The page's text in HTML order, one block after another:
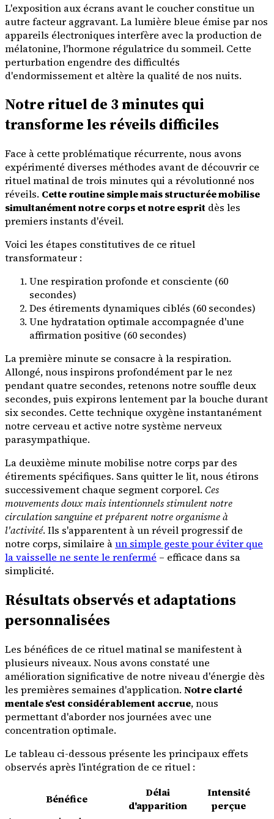
L'exposition aux écrans avant le coucher constitue un
autre facteur aggravant. La lumière bleue émise par nos
appareils électroniques interfère avec la production de
mélatonine, l'hormone régulatrice du sommeil. Cette
perturbation engendre des difficultés
d'endormissement et altère la qualité de nos nuits.
Notre rituel de 3 minutes qui
transforme les réveils difficiles
Face à cette problématique récurrente, nous avons
expérimenté diverses méthodes avant de découvrir ce
rituel matinal de trois minutes qui a révolutionné nos
réveils. Cette routine simple mais structurée mobilise
simultanément notre corps et notre esprit dès les
premiers instants d'éveil.
Voici les étapes constitutives de ce rituel
transformateur :
Une respiration profonde et consciente (60
secondes)
Des étirements dynamiques ciblés (60 secondes)
Une hydratation optimale accompagnée d'une
affirmation positive (60 secondes)
La première minute se consacre à la respiration.
Allongé, nous inspirons profondément par le nez
pendant quatre secondes, retenons notre souffle deux
secondes, puis expirons lentement par la bouche durant
six secondes. Cette technique oxygène instantanément
notre cerveau et active notre système nerveux
parasympathique.
La deuxième minute mobilise notre corps par des
étirements spécifiques. Sans quitter le lit, nous étirons
successivement chaque segment corporel. Ces
mouvements doux mais intentionnels stimulent notre
circulation sanguine et préparent notre organisme à
l'activité. Ils s'apparentent à un réveil progressif de
notre corps, similaire àun simple geste pour éviter que
la vaisselle ne sente le renfermé – efficace dans sa
simplicité.
Résultats observés et adaptations
personnalisées
Les bénéfices de ce rituel matinal se manifestent à
plusieurs niveaux. Nous avons constaté une
amélioration significative de notre niveau d'énergie dès
les premières semaines d'application. Notre clarté
mentale s'est considérablement accrue, nous
permettant d'aborder nos journées avec une
concentration optimale.
Le tableau ci-dessous présente les principaux effets
observés après l'intégration de ce rituel :
Bénéfice
Délai
d'apparition
Intensité
perçue